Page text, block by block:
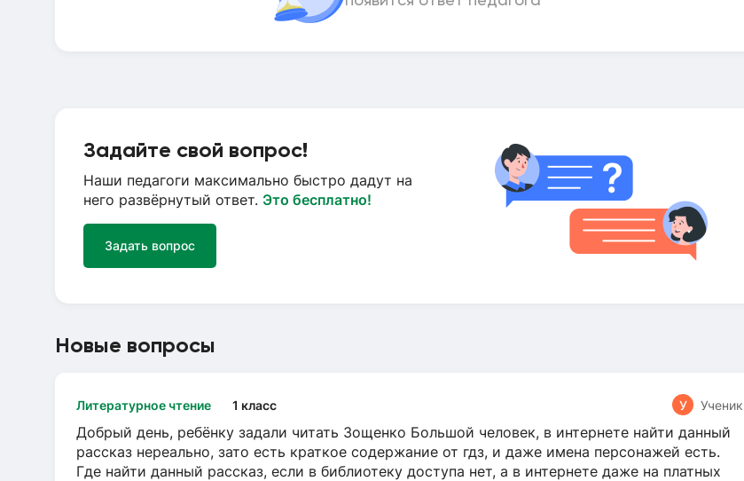
Задайте свой вопрос!
Наши педагоги максимально быстро дадут на
него развёрнутый ответ. Это бесплатно!
Задать вопрос
Новые вопросы
Литературное чтение 1 класс У Ученик
Добрый день, ребёнку задали читать Зощенко Большой человек, в интернете найти данный
рассказ нереально, зато есть краткое содержание от гдз, и даже имена персонажей есть.
Где найти данный рассказ, если в библиотеку доступа нет, а в интернете даже на платных